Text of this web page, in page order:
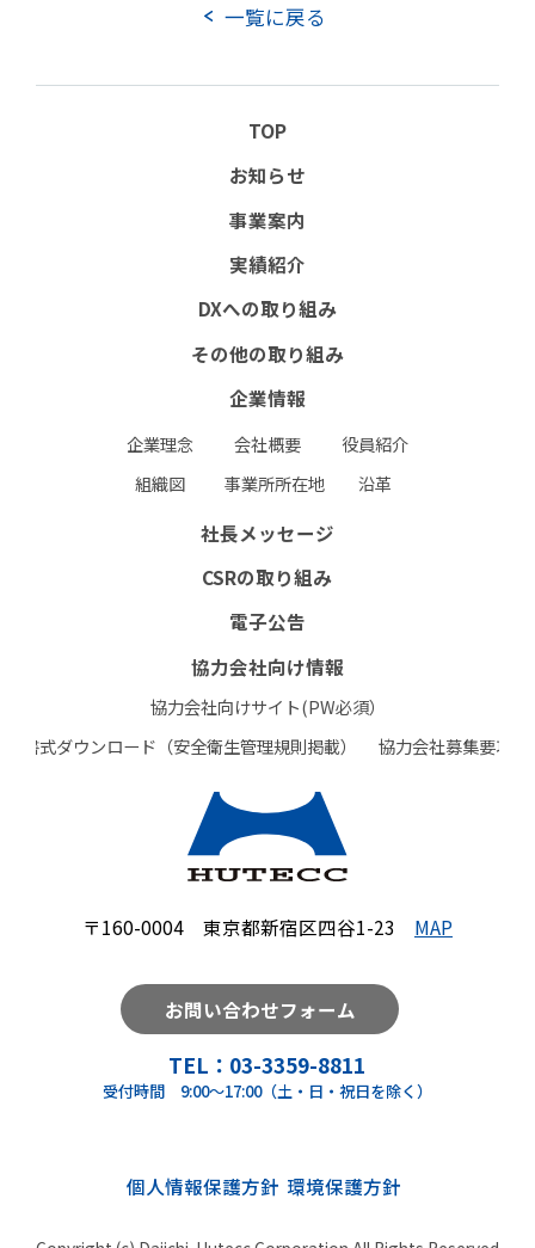
協力会社向けサイト(PW必須）
書式ダウンロード（安全衛生管理規則掲載）
個人情報保護方針
一覧に戻る
TOP
お知らせ
事業案内
実績紹介
DXへの取り組み
その他の取り組み
企業情報
企業理念 会社概要
役員紹介
組織図
事業所所在地 沿革
社長メッセージ
CSRの取り組み
電子公告
協力会社向け情報
協力会社向けサイト(PW必須）
書式ダウンロード（安全衛生管理規則掲載）
協力会社募集要項
〒160-0004 東京都新宿区四谷1-23 MAP
お問い合わせフォーム
TEL： 03-3359-8811
受付時間 9:00～17:00（土・日・祝日を除く）
個人情報保護方針 環境保護⽅針